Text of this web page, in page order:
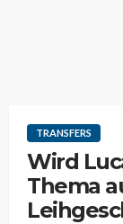
TRANSFERS
Wird
Thema